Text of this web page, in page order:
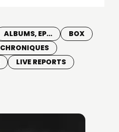
ALBUMS, EP...
BOX
CHRONIQUES
LIVE REPORTS